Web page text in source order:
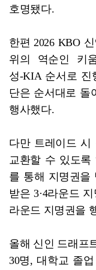
호명됐다.
한편 2026 KBO
위의 역순인 키움
성-KIA 순서로 진
단은 순서대로 돌
행사했다.
다만 트레이드 시
교환할 수 있도록
를 통해 지명권을
받은 3·4라운드
라운드 지명권을
올해 신인 드래프
30명, 대학교 졸